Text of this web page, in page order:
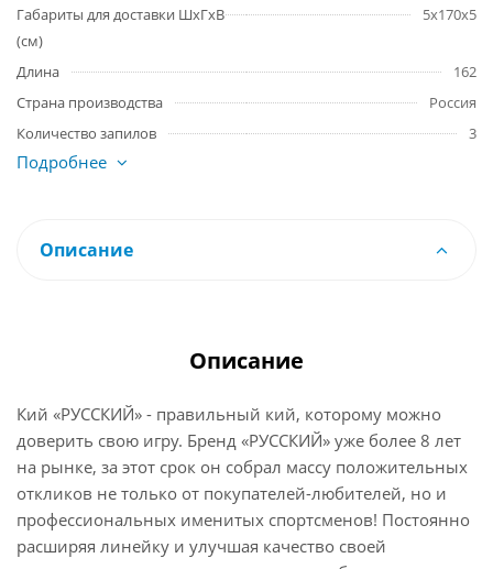
Габариты для доставки ШхГхВ
(см)
5x170x5
Длина
162
Страна производства
Россия
Количество запилов
3
Подробнее
Описание
Описание
Кий «РУССКИЙ» - правильный кий, которому можно
доверить свою игру. Бренд «РУССКИЙ» уже более 8 лет
на рынке, за этот срок он собрал массу положительных
откликов не только от покупателей-любителей, но и
профессиональных именитых спортсменов! Постоянно
расширяя линейку и улучшая качество своей